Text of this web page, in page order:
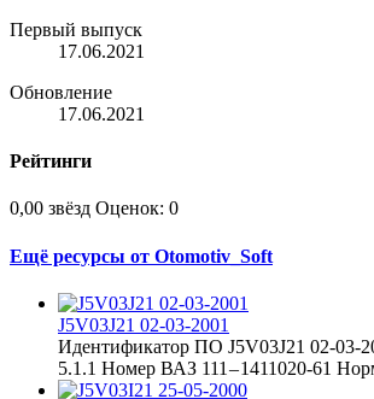
Первый выпуск
17.06.2021
Обновление
17.06.2021
Рейтинги
0,00 звёзд Оценок: 0
Ещё ресурсы от Otomotiv_Soft
J5V03J21 02-03-2001
Идентификатор ПО J5V03J21 02-03-
5.1.1 Номер ВАЗ 111 – 1411020-61